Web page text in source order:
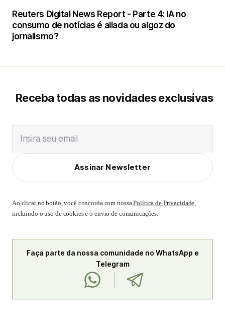
Reuters Digital News Report - Parte 4: IA no
consumo de notícias é aliada ou algoz do
jornalismo?
Receba todas as novidades exclusivas
Insira seu email
Assinar Newsletter
Ao clicar no botão, você concorda com nossaPolítica de Privacidade,
incluindo o uso de cookies e o envio de comunicações.
Faça parte da nossa comunidade no WhatsApp e
Telegram